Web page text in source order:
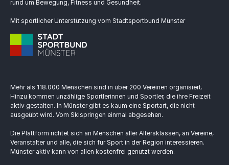
rund um Bewegung, Fitness und Gesundheit.
Mit sportlicher Unterstützung vom Stadtsportbund Münster
Mehr als 118.000 Menschen sind in über 200 Vereinen organisiert.
Hinzu kommen unzählige Sportlerinnen und Sportler, die ihre Freizeit
aktiv gestalten. In Münster gibt es kaum eine Sportart, die nicht
ausgeübt wird. Vom Skispringen einmal abgesehen.
Die Plattform richtet sich an Menschen aller Altersklassen, an Vereine,
Veranstalter und alle, die sich für Sport in der Region interessieren.
Münster aktiv kann von allen kostenfrei genutzt werden.